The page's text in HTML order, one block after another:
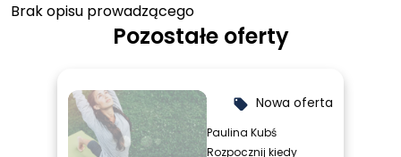
Brak opisu prowadzącego
Pozostałe oferty
local_offer Nowa oferta
Paulina Kubś
Rozpocznij kiedy